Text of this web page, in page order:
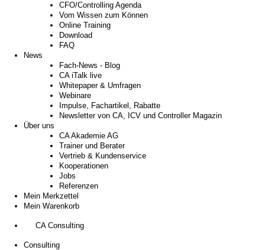
CFO/Controlling Agenda
Vom Wissen zum Können
Online Training
Download
FAQ
News
Fach-News - Blog
CA iTalk live
Whitepaper & Umfragen
Webinare
Impulse, Fachartikel, Rabatte
Newsletter von CA, ICV und Controller Magazin
Über uns
CA Akademie AG
Trainer und Berater
Vertrieb & Kundenservice
Kooperationen
Jobs
Referenzen
Mein Merkzettel
Mein Warenkorb
CA Consulting
Consulting